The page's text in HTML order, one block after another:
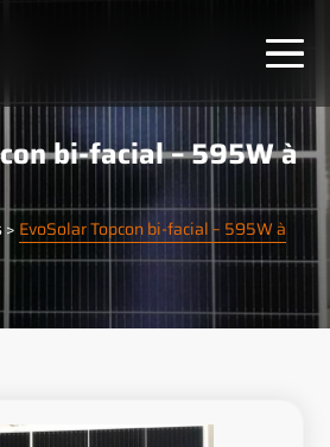
bi-facial – 595W à
> EvoSolar Topcon bi-facial – 595W à